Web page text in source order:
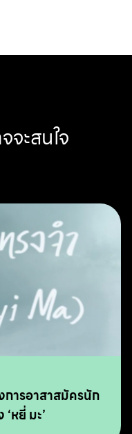
จะสนใจ
การอาสาสมัครนัก
หยี่ มะ’